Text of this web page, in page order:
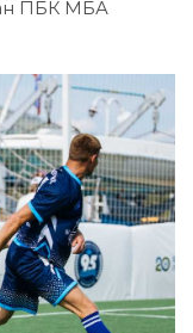
ПБК МБА